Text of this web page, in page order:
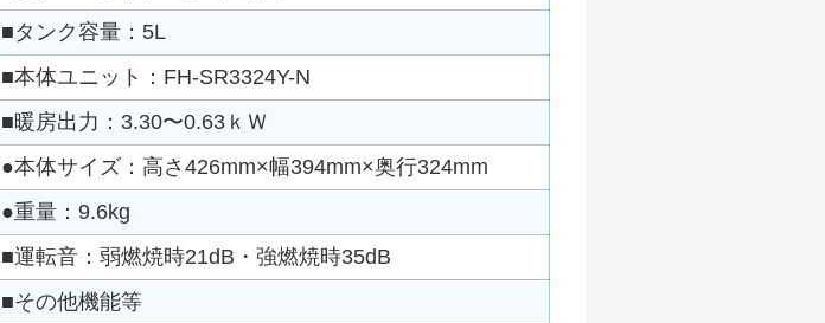
■タンク容量：5L
■本体ユニット：FH-SR3324Y-N
■暖房出力：3.30〜0.63ｋＷ
●本体サイズ：高さ426mm×幅394mm×奥行324mm
●重量：9.6kg
■運転音：弱燃焼時21dB・強燃焼時35dB
■その他機能等